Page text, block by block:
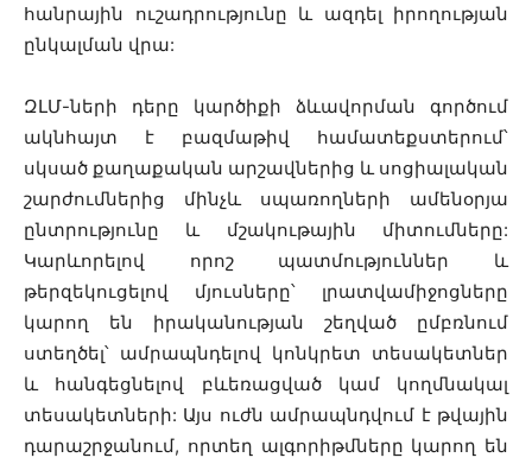
հանրային ուշադրությունը և ազդել իրողության
ընկալման վրա:
ԶԼՄ-ների դերը կարծիքի ձևավորման գործում
ակնհայտ է բազմաթիվ համատեքստերում՝
սկսած քաղաքական արշավներից և սոցիալական
շարժումներից մինչև սպառողների ամենօրյա
ընտրությունը և մշակութային միտումները:
Կարևորելով որոշ պատմություններ և
թերզեկուցելով մյուսները՝ լրատվամիջոցները
կարող են իրականության շեղված ըմբռնում
ստեղծել՝ ամրապնդելով կոնկրետ տեսակետներ
և հանգեցնելով բևեռացված կամ կողմնակալ
տեսակետների: Այս ուժն ամրապնդվում է թվային
դարաշրջանում, որտեղ ալգորիթմները կարող են